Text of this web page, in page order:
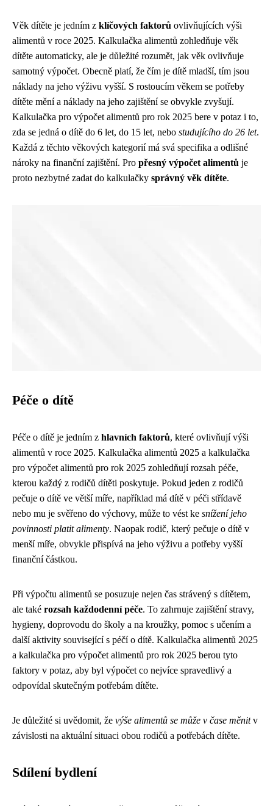
Věk dítěte je jedním z klíčových faktorů ovlivňujících výši
alimentů v roce 2025. Kalkulačka alimentů zohledňuje věk
dítěte automaticky, ale je důležité rozumět, jak věk ovlivňuje
samotný výpočet. Obecně platí, že čím je dítě mladší, tím jsou
náklady na jeho výživu vyšší. S rostoucím věkem se potřeby
dítěte mění a náklady na jeho zajištění se obvykle zvyšují.
Kalkulačka pro výpočet alimentů pro rok 2025 bere v potaz i to,
zda se jedná o dítě do 6 let, do 15 let, nebo studujícího do 26 let.
Každá z těchto věkových kategorií má svá specifika a odlišné
nároky na finanční zajištění. Pro přesný výpočet alimentů je
proto nezbytné zadat do kalkulačky správný věk dítěte.
Péče o dítě
Péče o dítě je jedním z hlavních faktorů, které ovlivňují výši
alimentů v roce 2025. Kalkulačka alimentů 2025 a kalkulačka
pro výpočet alimentů pro rok 2025 zohledňují rozsah péče,
kterou každý z rodičů dítěti poskytuje. Pokud jeden z rodičů
pečuje o dítě ve větší míře, například má dítě v péči střídavě
nebo mu je svěřeno do výchovy, může to vést ke snížení jeho
povinnosti platit alimenty. Naopak rodič, který pečuje o dítě v
menší míře, obvykle přispívá na jeho výživu a potřeby vyšší
finanční částkou.
Při výpočtu alimentů se posuzuje nejen čas strávený s dítětem,
ale také rozsah každodenní péče. To zahrnuje zajištění stravy,
hygieny, doprovodu do školy a na kroužky, pomoc s učením a
další aktivity související s péčí o dítě. Kalkulačka alimentů 2025
a kalkulačka pro výpočet alimentů pro rok 2025 berou tyto
faktory v potaz, aby byl výpočet co nejvíce spravedlivý a
odpovídal skutečným potřebám dítěte.
Je důležité si uvědomit, že výše alimentů se může v čase měnitv
závislosti na aktuální situaci obou rodičů a potřebách dítěte.
Sdílení bydlení